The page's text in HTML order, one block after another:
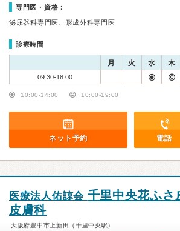
専門医・資格：
泌尿器科専門医、形成外科専門医
診療時間
月 火 水 木
09:30-18:00
10:00-14:00 10:00-19:00
ネット予約 電話
医療法人佑諒会 千里中央花ふさ
皮膚科
大阪府豊中市上新田（千里中央駅）